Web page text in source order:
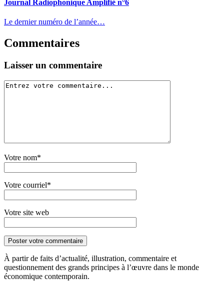
Journal Radiophonique Amplifié n°6
Le dernier numéro de l’année…
Commentaires
Laisser un commentaire
Votre nom*
Votre courriel*
Votre site web
À partir de faits d’actualité, illustration, commentaire et
questionnement des grands principes à l’œuvre dans le monde
économique contemporain.